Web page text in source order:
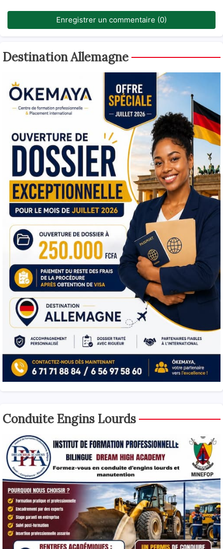
Enregistrer un commentaire (0)
Destination Allemagne
Conduite Engins Lourds